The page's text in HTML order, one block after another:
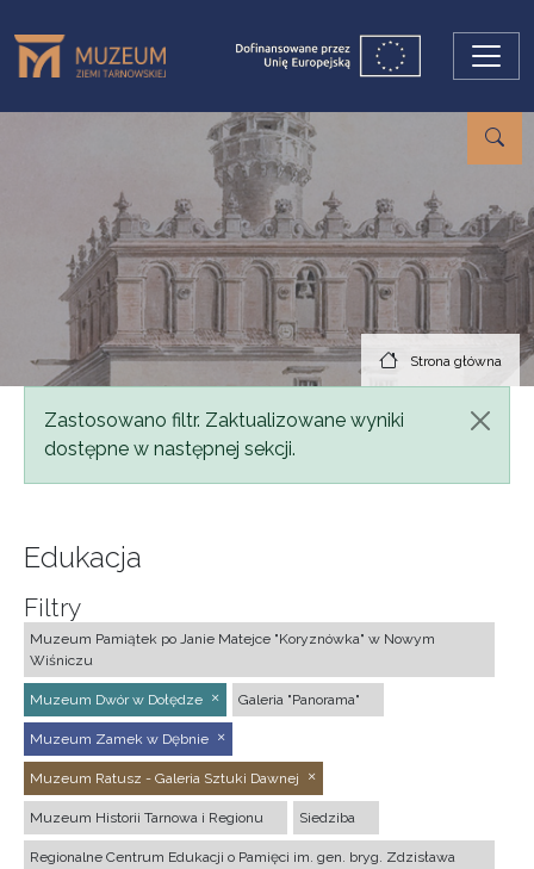
Strona główna
Komunikat
Zastosowano filtr. Zaktualizowane wyniki
dostępne w następnej sekcji.
Edukacja
Filtry
Muzeum Pamiątek po Janie Matejce "Koryznówka" w Nowym
Wiśniczu
Muzeum Dwór w Dołędze Galeria "Panorama"
Muzeum Zamek w Dębnie
Muzeum Ratusz - Galeria Sztuki Dawnej
Muzeum Historii Tarnowa i Regionu Siedziba
Regionalne Centrum Edukacji o Pamięci im. gen. bryg. Zdzisława